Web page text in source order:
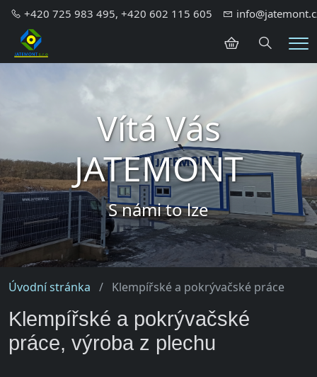
+420 725 983 495, +420 602 115 605
Hledání
Vítá Vás
JATEMONT
S námi to lze
Úvodní stránka Klempířské a pokrývačské práce
Klempířské a pokrývačské
práce, výroba z plechu